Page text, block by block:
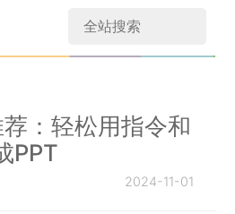
：轻松用指令和
PPT
2024-11-01